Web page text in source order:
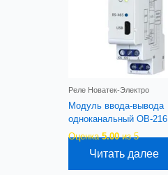
Реле Новатек-Электро
Модуль ввода-вывода
одноканальный ОВ-216
Оценка5.00из 5
Читать далее